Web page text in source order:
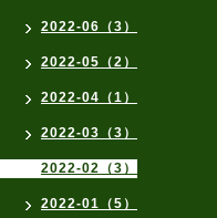
2022-06（3）
2022-05（2）
2022-04（1）
2022-03（3）
2022-02（3）
2022-01（5）